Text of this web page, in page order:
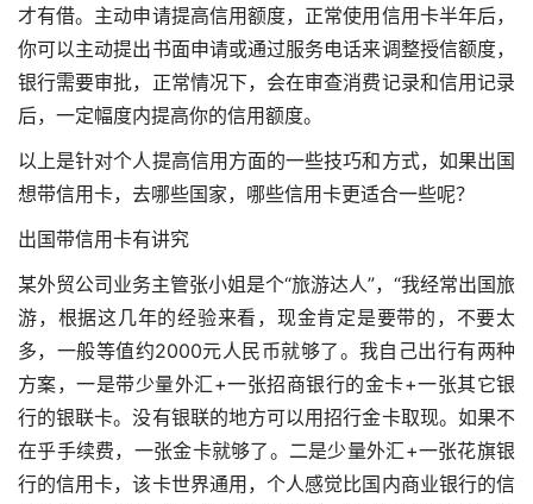
才有借。主动申请提高信用额度，正常使用信用卡半年后，
你可以主动提出书面申请或通过服务电话来调整授信额度，
银行需要审批，正常情况下，会在审查消费记录和信用记录
后，一定幅度内提高你的信用额度。
以上是针对个人提高信用方面的一些技巧和方式，如果出国
想带信用卡，去哪些国家，哪些信用卡更适合一些呢？
出国带信用卡有讲究
某外贸公司业务主管张小姐是个“旅游达人”，“我经常出国旅
游，根据这几年的经验来看，现金肯定是要带的，不要太
多，一般等值约2000元人民币就够了。我自己出行有两种
方案，一是带少量外汇+一张招商银行的金卡+一张其它银
行的银联卡。没有银联的地方可以用招行金卡取现。如果不
在乎手续费，一张金卡就够了。二是少量外汇+一张花旗银
行的信用卡，该卡世界通用，个人感觉比国内商业银行的信